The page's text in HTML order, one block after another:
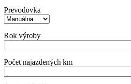
Prevodovka
Rok výroby
Počet najazdených km